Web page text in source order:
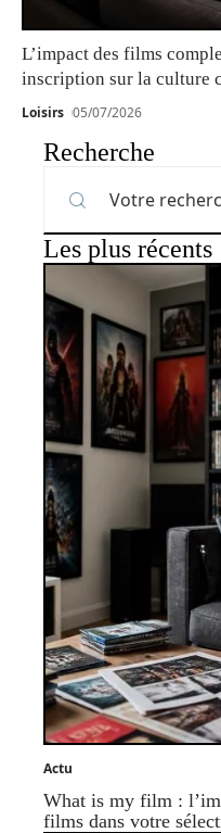
L’impact des films
inscription sur la culture
Loisirs 05/07/2026
Recherche
Les plus récents
Actu
What is my film :
films dans votre